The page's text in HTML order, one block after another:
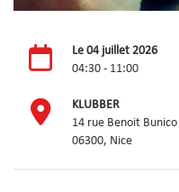
Le 04 juillet 2026
04:30 - 11:00
KLUBBER
14 rue Benoit Bunico
06300, Nice